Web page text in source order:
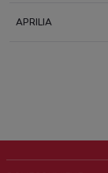
APRILIA